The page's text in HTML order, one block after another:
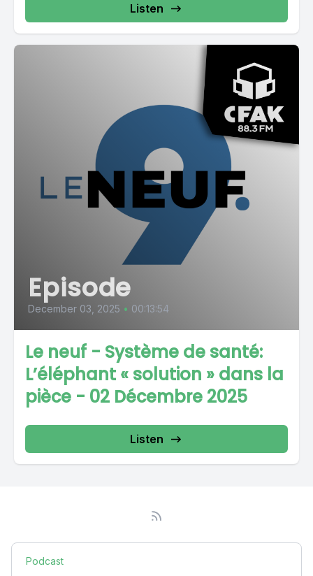
Listen
Episode
December 03, 2025 • 00:13:54
Le neuf - Système de santé:
L’éléphant « solution » dans la
pièce - 02 Décembre 2025
Listen
Podcast